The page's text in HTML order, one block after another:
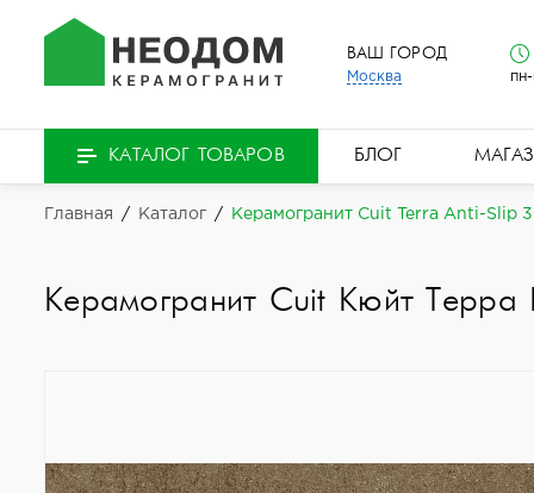
ВАШ ГОРОД
Москва
КАТАЛОГ ТОВАРОВ БЛОГ
Главная / Каталог / Керамогранит Cuit Terra Anti-Slip
Керамогранит Cuit Кюйт Терра